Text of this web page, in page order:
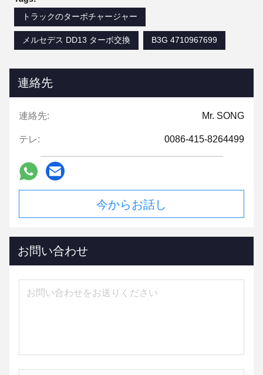
トラックのターボチャージャー
メルセデス DD13 ターボ交換 B3G 4710967699
連絡先
連絡先: Mr. SONG
テレ: 0086-415-8264499
今からお話し
お問い合わせ